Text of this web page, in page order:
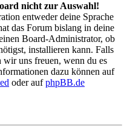
nicht zur Auswahl!
entweder deine Sprache
das Forum bislang in deine
Board-Administrator, ob
installieren kann. Falls
uns freuen, wenn du es
dazu können auf
oder aufphpBB.de